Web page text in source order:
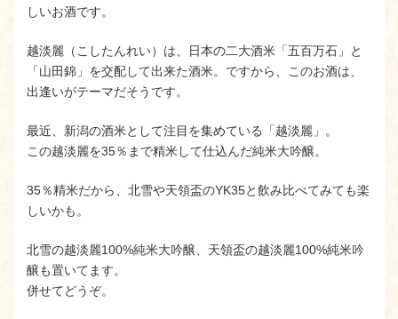
しいお酒です。
越淡麗（こしたんれい）は、日本の二大酒米「五百万石」と
「山田錦」を交配して出来た酒米。ですから、このお酒は、
出逢いがテーマだそうです。
最近、新潟の酒米として注目を集めている「越淡麗」。
この越淡麗を35％まで精米して仕込んだ純米大吟醸。
35％精米だから、北雪や天領盃のYK35と飲み比べてみても楽
しいかも。
北雪の越淡麗100%純米大吟醸、天領盃の越淡麗100%純米吟
醸も置いてます。
併せてどうぞ。